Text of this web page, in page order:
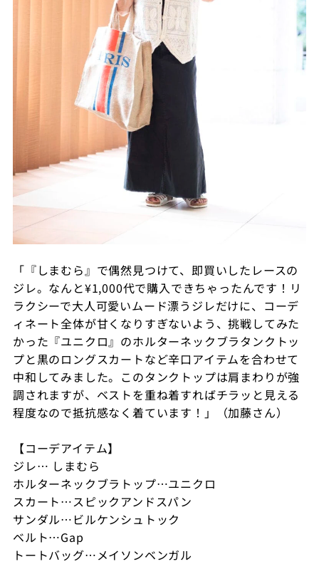
「『しまむら』で偶然見つけて、即買いしたレースの
ジレ。なんと¥1,000代で購入できちゃったんです！リ
ラクシーで大人可愛いムード漂うジレだけに、コーデ
ィネート全体が甘くなりすぎないよう、挑戦してみた
かった『ユニクロ』のホルターネックブラタンクトッ
プと黒のロングスカートなど辛口アイテムを合わせて
中和してみました。このタンクトップは肩まわりが強
調されますが、ベストを重ね着すればチラッと見える
程度なので抵抗感なく着ています！」（加藤さん）
【コーデアイテム】
ジレ… しまむら
ホルターネックブラトップ…ユニクロ
スカート…スピックアンドスパン
サンダル…ビルケンシュトック
ベルト…Gap
トートバッグ…メイソンベンガル